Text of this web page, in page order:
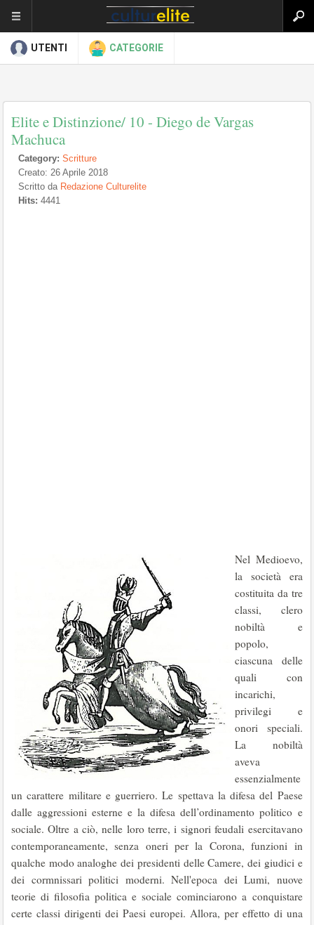
UTENTI CATEGORIE
Elite e Distinzione/ 10 - Diego de Vargas
Machuca
Category: Scritture
Creato: 26 Aprile 2018
Scritto da Redazione Culturelite
Hits: 4441
Nel Medioevo,
la società era
costituita da tre
classi, clero
nobiltà e
popolo,
ciascuna delle
quali con
incarichi,
privilegi e
onori speciali.
La nobiltà
aveva
essenzialmente
un carattere militare e guerriero. Le spettava la difesa del Paese
dalle aggressioni esterne e la difesa dell’ordinamento politico e
sociale. Oltre a ciò, nelle loro terre, i signori feudali esercitavano
contemporaneamente, senza oneri per la Corona, funzioni in
qualche modo analoghe dei presidenti delle Camere, dei giudici e
dei cormnissari politici moderni. Nell'epoca dei Lumi, nuove
teorie di ﬁlosoﬁa politica e sociale cominciarono a conquistare
certe classi dirigenti dei Paesi europei. Allora, per effetto di una